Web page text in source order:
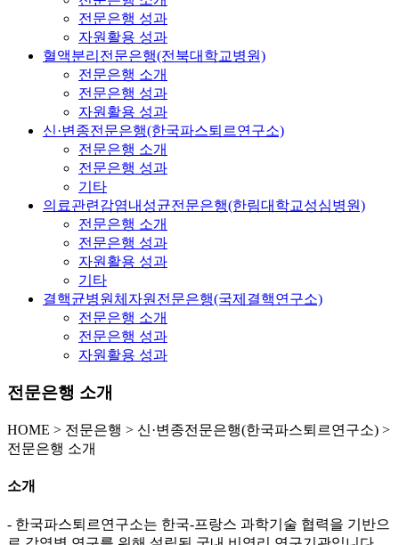
전문은행 성과
자원활용 성과
혈액분리전문은행(전북대학교병원)
전문은행 소개
전문은행 성과
자원활용 성과
신·변종전문은행(한국파스퇴르연구소)
전문은행 소개
전문은행 성과
기타
의료관련감염내성균전문은행(한림대학교성심병원)
전문은행 소개
전문은행 성과
자원활용 성과
기타
결핵균병원체자원전문은행(국제결핵연구소)
전문은행 소개
전문은행 성과
자원활용 성과
전문은행 소개
HOME > 전문은행 > 신·변종전문은행(한국파스퇴르연구소) >
전문은행 소개
소개
- 한국파스퇴르연구소는 한국-프랑스 과학기술 협력을 기반으